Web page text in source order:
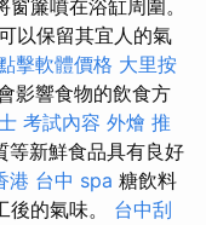
簾噴在浴缸周圍。
以保留其宜人的氣
擊軟體價格 大里按
影響食物的飲食方
考試內容 外燴 推
等新鮮食品具有良好
港 台中 spa 糖飲料
後的氣味。 台中刮